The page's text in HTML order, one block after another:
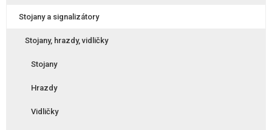
Stojany a signalizátory
Stojany, hrazdy, vidličky
Stojany
Hrazdy
Vidličky